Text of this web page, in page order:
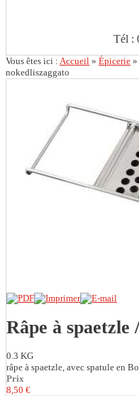
Tél :
Vous êtes ici : Accueil » Épicerie »
nokedliszaggato
Râpe à spaetzle
0.3 KG
râpe à spaetzle, avec spatule en
Prix
8,50 €